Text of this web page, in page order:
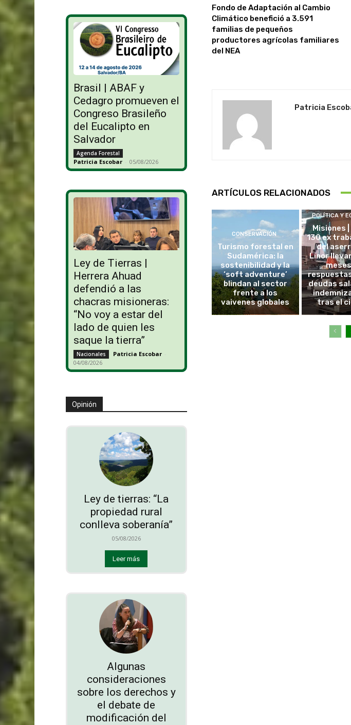
Brasil | ABAF y
Cedagro promueven el
Congreso Brasileño
del Eucalipto en
Salvador
Agenda Forestal
Patricia Escobar - 05/08/2026
Ley de Tierras |
Herrera Ahuad
defendió a las
chacras misioneras:
“No voy a estar del
lado de quien les
saque la tierra”
Nacionales Patricia Escobar -
04/08/2026
Opinión
Ley de tierras: “La
propiedad rural
conlleva soberanía”
05/08/2026
Leer más
Algunas
consideraciones
sobre los derechos y
el debate de
modificación del
Fondo de Adaptación al Cambio
Climático benefició a 3.591
familias de pequeños
productores agrícolas familiares
del NEA
Patricia
ARTÍCULOS RELACIONADOS
CONSERVACIÓN
Turismo forestal en
Sudamérica: la
sostenibilidad y la
‘soft adventure’
blindan al sector
frente a los
vaivenes globales
POLÍTICA Y
Misiones
130 ex
del
Linor
deudas
tras el